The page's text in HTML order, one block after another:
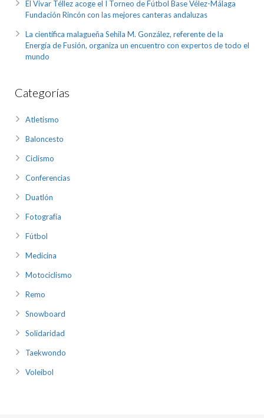
El Vivar Téllez acoge el I Torneo de Fútbol Base Vélez-Málaga
Fundación Rincón con las mejores canteras andaluzas
La científica malagueña Sehila M. González, referente de la
Energía de Fusión, organiza un encuentro con expertos de todo el
mundo
Categorías
Atletismo
Baloncesto
Ciclismo
Conferencias
Duatlón
Fotografía
Fútbol
Medicina
Motociclismo
Remo
Snowboard
Solidaridad
Taekwondo
Voleibol